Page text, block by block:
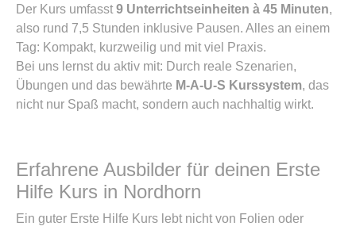
Der Kurs umfasst 9 Unterrichtseinheiten à 45 Minuten,
also rund 7,5 Stunden inklusive Pausen. Alles an einem
Tag: Kompakt, kurzweilig und mit viel Praxis.
Bei uns lernst du aktiv mit: Durch reale Szenarien,
Übungen und das bewährte M-A-U-S Kurssystem, das
nicht nur Spaß macht, sondern auch nachhaltig wirkt.
Erfahrene Ausbilder für deinen Erste
Hilfe Kurs in Nordhorn
Ein guter Erste Hilfe Kurs lebt nicht von Folien oder